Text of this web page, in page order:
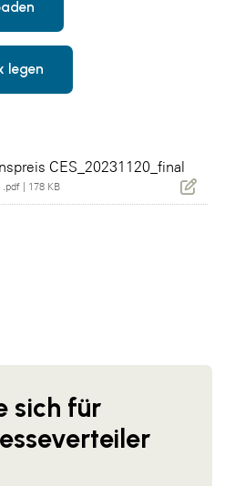
legen
CES_20231120_final
.pdf| 178 KB
sich für